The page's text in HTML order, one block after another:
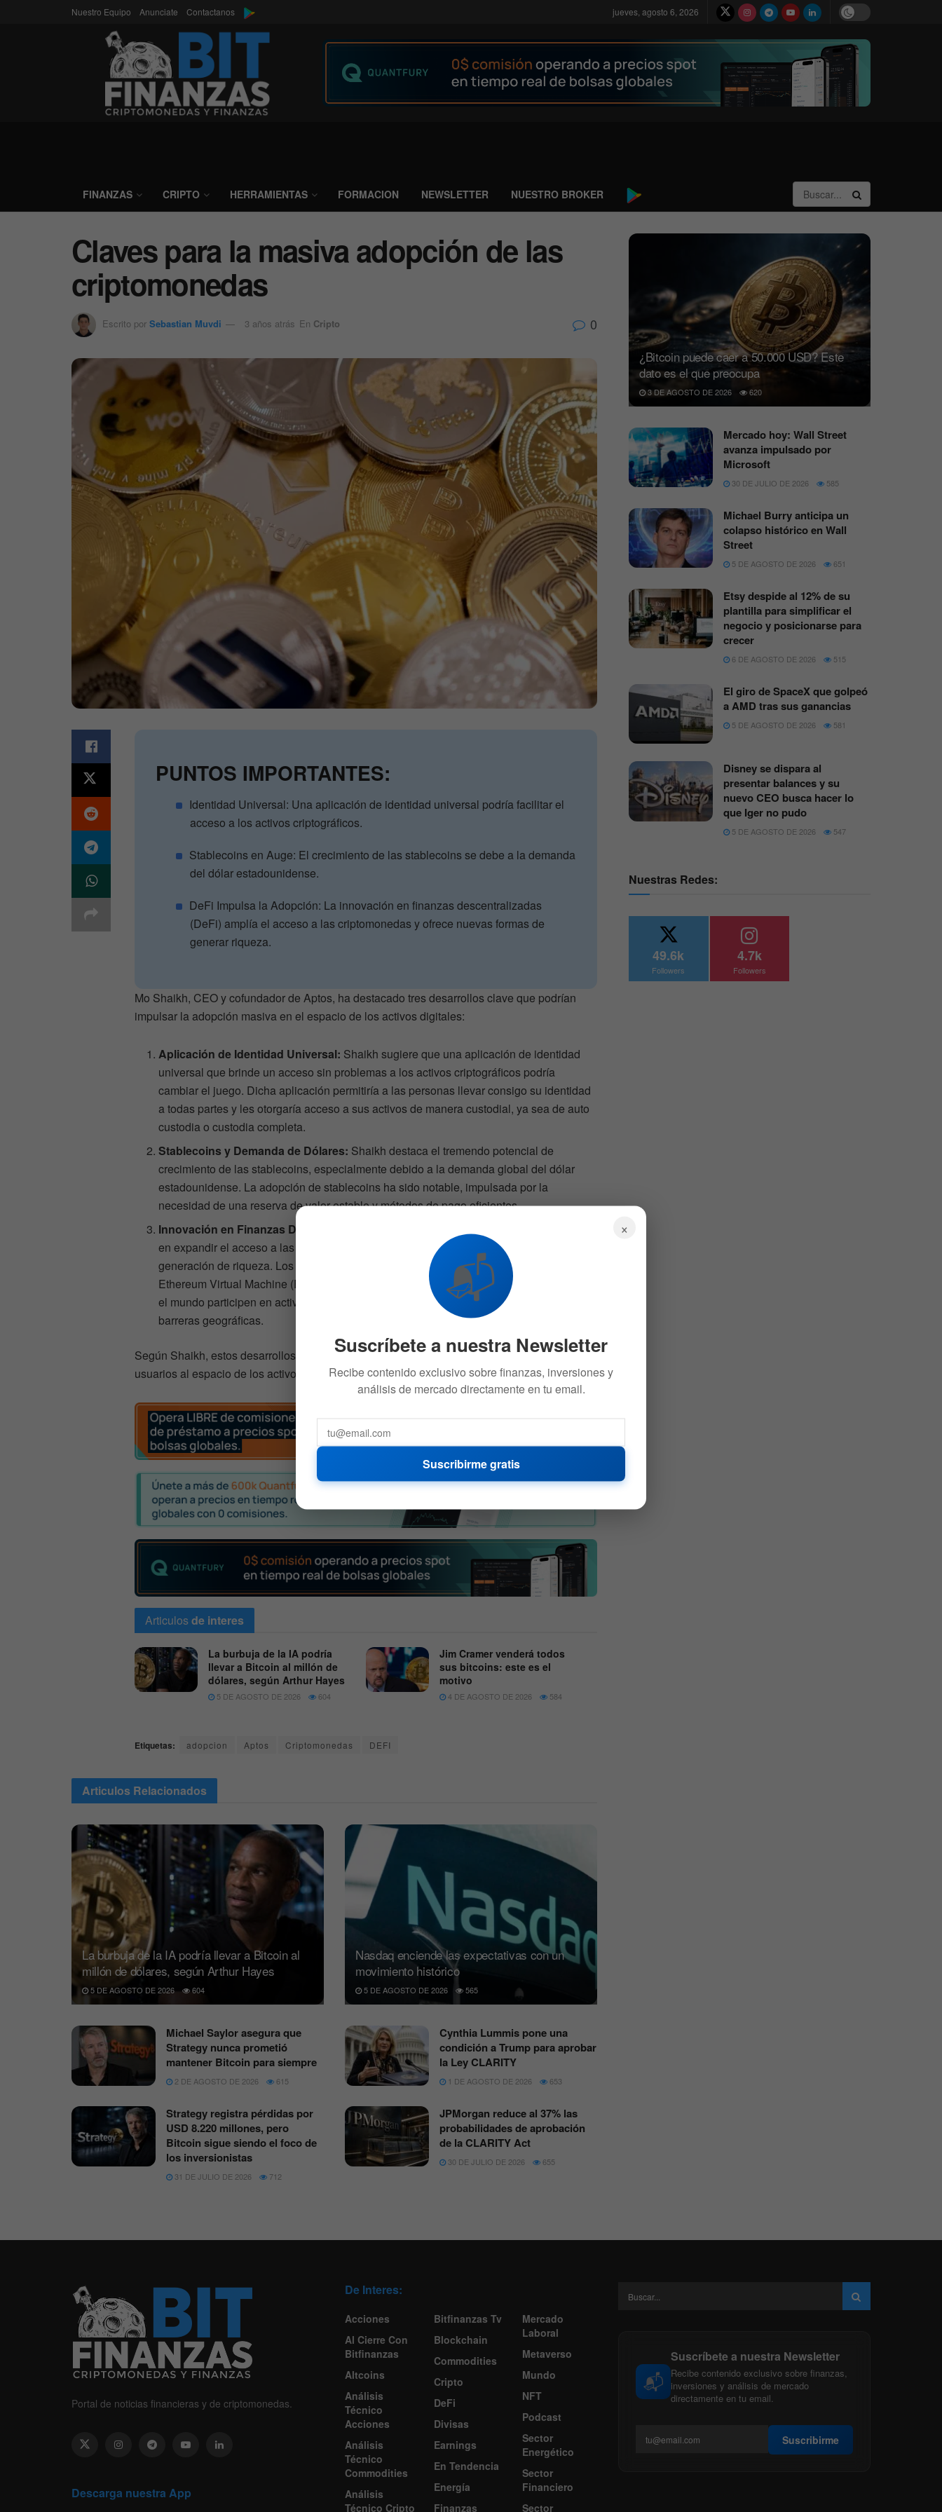
Nuestro Equipo Anunciate Contactanos jueves, agosto 6, 2026
FINANZAS CRIPTO HERRAMIENTAS FORMACION NEWSLETTER NUESTRO BROKER
Claves para la masiva adopción de las
criptomonedas
Escrito por Sebastian Muvdi 3 años atrás En Cripto 0
PUNTOS IMPORTANTES:
Identidad Universal: Una aplicación de identidad universal podría facilitar el
acceso a los activos criptográficos.
Stablecoins en Auge: El crecimiento de las stablecoins se debe a la demanda
del dólar estadounidense.
DeFi Impulsa la Adopción: La innovación en finanzas descentralizadas
(DeFi) amplía el acceso a las criptomonedas y ofrece nuevas formas de
generar riqueza.
Mo Shaikh, CEO y cofundador de Aptos, ha destacado tres desarrollos clave que podrían
impulsar la adopción masiva en el espacio de los activos digitales:
Aplicación de Identidad Universal: Shaikh sugiere que una aplicación de identidad
universal que brinde un acceso sin problemas a los activos criptográficos podría
cambiar el juego. Dicha aplicación permitiría a las personas llevar consigo su identidad
a todas partes y les otorgaría acceso a sus activos de manera custodial, ya sea de auto
custodia o custodia completa.
Stablecoins y Demanda de Dólares: Shaikh destaca el tremendo potencial de
crecimiento de las stablecoins, especialmente debido a la demanda global del dólar
estadounidense. La adopción de stablecoins ha sido notable, impulsada por la
necesidad de una reserva de valor estable y métodos de pago eficientes.
Innovación en Finanzas Descentralizadas (DeFi):
en expandir el acceso a las criptomonedas y ofrecer nuevas oportunidades para la
generación de riqueza. Los protocolos DeFi, como Sushi y plataformas basadas en
Ethereum Virtual Machine (EVM), han abierto oportunidades para que usuarios de todo
el mundo participen en actividades que generan rendimientos, trascendiendo las
barreras geográficas.
Según Shaikh, estos desarrollos tienen el potencial de atraer a miles de millones de nuevos
usuarios al espacio de los activos digitales y contribuir a su adopción masiva.
Articulosde interes
La burbuja de la IA podría
llevar a Bitcoin al millón de
dólares, según Arthur Hayes
5 DE AGOSTO DE 2026 604
Jim Cramer venderá todos
sus bitcoins: este es el
motivo
4 DE AGOSTO DE 2026 584
Etiquetas: adopcion Aptos Criptomonedas DEFI
Articulos Relacionados
La burbuja de la IA podría llevar a Bitcoin al
millón de dólares, según Arthur Hayes
5 DE AGOSTO DE 2026 604
Nasdaq enciende las expectativas con un
movimiento histórico
5 DE AGOSTO DE 2026 565
Michael Saylor asegura que
Strategy nunca prometió
mantener Bitcoin para siempre
2 DE AGOSTO DE 2026 615
Cynthia Lummis pone una
condición a Trump para aprobar
la Ley CLARITY
1 DE AGOSTO DE 2026 653
Strategy registra pérdidas por
USD 8.220 millones, pero
Bitcoin sigue siendo el foco de
los inversionistas
31 DE JULIO DE 2026 712
JPMorgan reduce al 37% las
probabilidades de aprobación
de la CLARITY Act
30 DE JULIO DE 2026 655
¿Bitcoin puede caer a 50.000 USD? Este
dato es el que preocupa
3 DE AGOSTO DE 2026 620
Mercado hoy: Wall Street
avanza impulsado por
Microsoft
30 DE JULIO DE 2026 585
Michael Burry anticipa un
colapso histórico en Wall
Street
5 DE AGOSTO DE 2026 651
Etsy despide al 12% de su
plantilla para simplificar el
negocio y posicionarse para
crecer
6 DE AGOSTO DE 2026 515
El giro de SpaceX que golpeó
a AMD tras sus ganancias
5 DE AGOSTO DE 2026 581
Disney se dispara al
presentar balances y su
nuevo CEO busca hacer lo
que Iger no pudo
5 DE AGOSTO DE 2026 547
Nuestras Redes:
49.6k
Followers
4.7k
Followers
Portal de noticias financieras y de criptomonedas.
Descarga nuestra App
De Interes:
Acciones
Al Cierre Con
Bitfinanzas
Altcoins
Análisis
Técnico
Acciones
Análisis
Técnico
Commodities
Análisis
Técnico Cripto
Bitfinanzas Tv
Blockchain
Commodities
Cripto
DeFi
Divisas
Earnings
En Tendencia
Energía
Finanzas
Mercado
Laboral
Metaverso
Mundo
NFT
Podcast
Sector
Energético
Sector
Financiero
Sector
📬
Suscríbete a nuestra Newsletter
Recibe contenido exclusivo sobre finanzas,
inversiones y análisis de mercado
directamente en tu email.
Suscribirme
×
📬
Suscríbete a nuestra Newsletter
Recibe contenido exclusivo sobre finanzas, inversiones y
análisis de mercado directamente en tu email.
Suscribirme gratis